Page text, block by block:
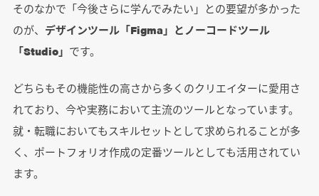
そのなかで「今後さらに学んでみたい」との要望が多かった
のが、 デザインツール「Figma」とノーコードツール
「Studio」 です。
どちらもその機能性の高さから多くのクリエイターに愛用さ
れており、今や実務において主流のツールとなっています。
就・転職においてもスキルセットとして求められることが多
く、ポートフォリオ作成の定番ツールとしても活用されてい
ます。